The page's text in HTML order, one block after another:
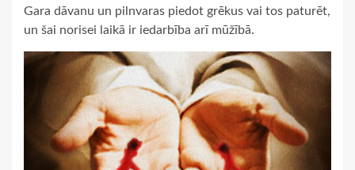
Gara dāvanu un pilnvaras piedot grēkus vai tos paturēt,
un šai norisei laikā ir iedarbība arī mūžībā.